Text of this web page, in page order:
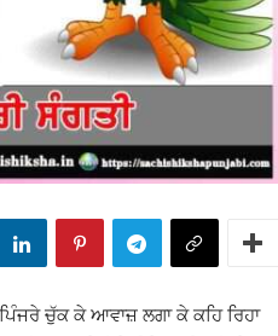
ਚੁੱਕ ਕੇ ਆਵਾਜ਼ ਲਗਾ ਕੇ ਕਹਿ ਰਿਹਾ